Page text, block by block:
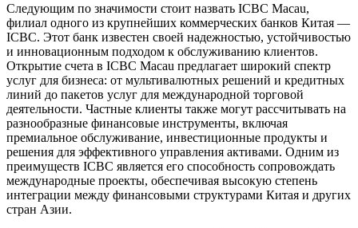
Следующим по значимости стоит назвать ICBC Macau,
филиал одного из крупнейших коммерческих банков Китая —
ICBC. Этот банк известен своей надежностью, устойчивостью
и инновационным подходом к обслуживанию клиентов.
Открытие счета в ICBC Macau предлагает широкий спектр
услуг для бизнеса: от мультивалютных решений и кредитных
линий до пакетов услуг для международной торговой
деятельности. Частные клиенты также могут рассчитывать на
разнообразные финансовые инструменты, включая
премиальное обслуживание, инвестиционные продукты и
решения для эффективного управления активами. Одним из
преимуществ ICBC является его способность сопровождать
международные проекты, обеспечивая высокую степень
интеграции между финансовыми структурами Китая и других
стран Азии.